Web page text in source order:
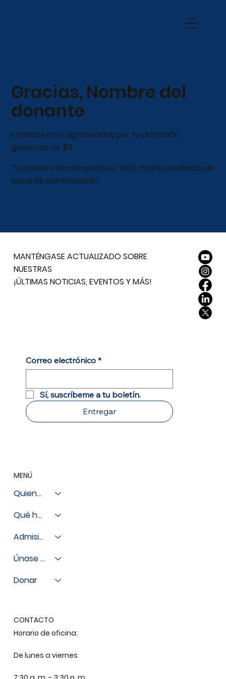
Gracias, Nombre del
donante
Estamos muy agradecidos por tu donación
generosa de $0.
Tu número de donación es: 1000. Pronto recibirás un
email de confirmación.
MANTÉNGASE ACTUALIZADO SOBRE
NUESTRAS
¡ÚLTIMAS NOTICIAS, EVENTOS Y MÁS!
Correo electrónico *
Sí, suscríbeme a tu boletín.
Entregar
MENÚ
Quienes somos
Qué hacemos
Admisiones
Únase a nosotros
Donar
CONTACTO
Horario de oficina:
De lunes a viernes